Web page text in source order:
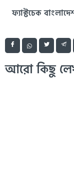
ফ্যাক্টচেক
আরো কিছু